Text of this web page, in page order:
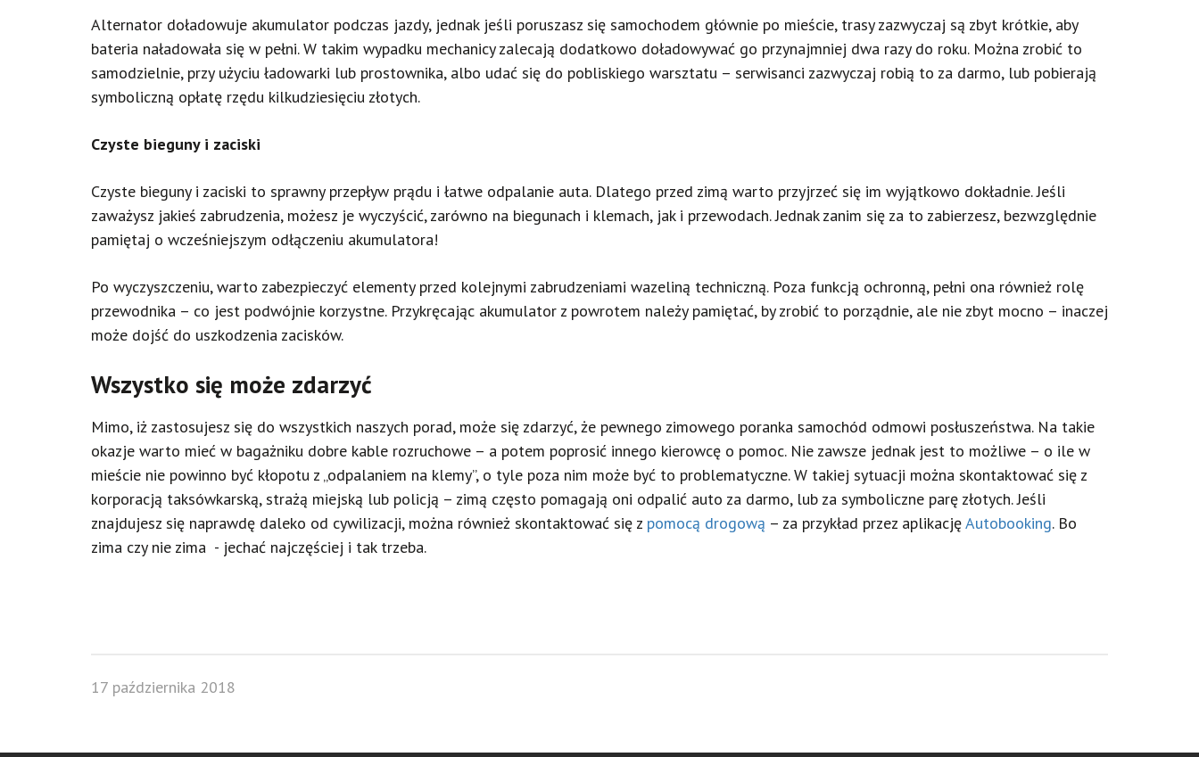
Alternator doładowuje akumulator podczas jazdy, jednak jeśli poruszasz się samochodem głównie po mieście, trasy zazwyczaj są zbyt krótkie, aby
bateria naładowała się w pełni. W takim wypadku mechanicy zalecają dodatkowo doładowywać go przynajmniej dwa razy do roku. Można zrobić to
samodzielnie, przy użyciu ładowarki lub prostownika, albo udać się do pobliskiego warsztatu – serwisanci zazwyczaj robią to za darmo, lub pobierają
symboliczną opłatę rzędu kilkudziesięciu złotych.
Czyste bieguny i zaciski
Czyste bieguny i zaciski to sprawny przepływ prądu i łatwe odpalanie auta. Dlatego przed zimą warto przyjrzeć się im wyjątkowo dokładnie. Jeśli
zaważysz jakieś zabrudzenia, możesz je wyczyścić, zarówno na biegunach i klemach, jak i przewodach. Jednak zanim się za to zabierzesz, bezwzględnie
pamiętaj o wcześniejszym odłączeniu akumulatora!
Po wyczyszczeniu, warto zabezpieczyć elementy przed kolejnymi zabrudzeniami wazeliną techniczną. Poza funkcją ochronną, pełni ona również rolę
przewodnika – co jest podwójnie korzystne. Przykręcając akumulator z powrotem należy pamiętać, by zrobić to porządnie, ale nie zbyt mocno – inaczej
może dojść do uszkodzenia zacisków.
Wszystko się może zdarzyć
Mimo, iż zastosujesz się do wszystkich naszych porad, może się zdarzyć, że pewnego zimowego poranka samochód odmowi posłuszeństwa. Na takie
okazje warto mieć w bagażniku dobre kable rozruchowe – a potem poprosić innego kierowcę o pomoc. Nie zawsze jednak jest to możliwe – o ile w
mieście nie powinno być kłopotu z „odpalaniem na klemy”, o tyle poza nim może być to problematyczne. W takiej sytuacji można skontaktować się z
korporacją taksówkarską, strażą miejską lub policją – zimą często pomagają oni odpalić auto za darmo, lub za symboliczne parę złotych. Jeśli
znajdujesz się naprawdę daleko od cywilizacji, można również skontaktować się z pomocą drogową – za przykład przez aplikacjęAutobooking. Bo
zima czy nie zima - jechać najczęściej i tak trzeba.
17 października 2018